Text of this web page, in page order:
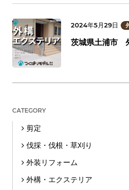
2024年5月29日
茨城県土浦市
CATEGORY
剪定
伐採・伐根・草刈り
外装リフォーム
外構・エクステリア